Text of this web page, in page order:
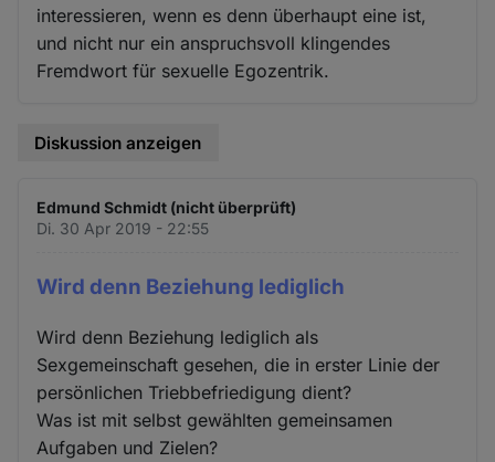
interessieren, wenn es denn überhaupt eine ist,
und nicht nur ein anspruchsvoll klingendes
Fremdwort für sexuelle Egozentrik.
Diskussion anzeigen
Edmund Schmidt (nicht überprüft)
Di. 30 Apr 2019 - 22:55
Wird denn Beziehung lediglich
Wird denn Beziehung lediglich als
Sexgemeinschaft gesehen, die in erster Linie der
persönlichen Triebbefriedigung dient?
Was ist mit selbst gewählten gemeinsamen
Aufgaben und Zielen?